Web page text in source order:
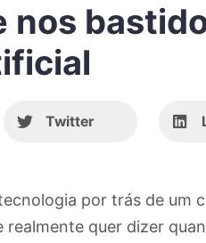
nos
Twitter
por trás de um
quer dizer